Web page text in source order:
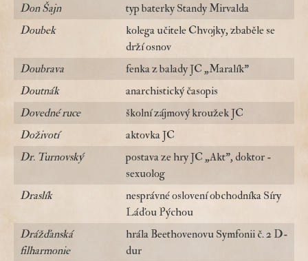
Don Šajn
typ baterky Standy Mirvalda
Doubek
kolega učitele Chvojky, zbaběle se
drží osnov
Doubrava
fenka z balady JC „Maralík"
Doutnák
anarchistický časopis
Dovedné ruce
školní zájmový kroužek JC
Doživotí
aktovka JC
Dr. Turnovský
postava ze hry JC „Akt", doktor -
sexuolog
Draslík
nesprávné oslovení obchodníka Síry
Láďou Pýchou
Drážďanská
filharmonie
hrála Beethovenovu Symfonii č. 2 D-
dur